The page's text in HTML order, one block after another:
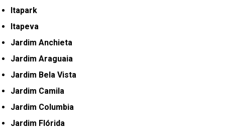
Itapark
Itapeva
Jardim Anchieta
Jardim Araguaia
Jardim Bela Vista
Jardim Camila
Jardim Columbia
Jardim Flórida